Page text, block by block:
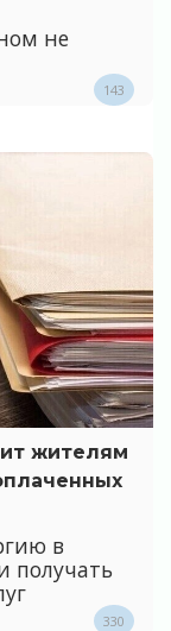
не
143
жителям
в
получать
330